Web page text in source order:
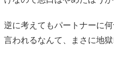
逆に考えてもパートナーに
言われるなんて、まさに地